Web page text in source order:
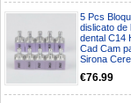
5 Pcs
dislicato de
dental C14
Cad Cam
Sirona
€76.99